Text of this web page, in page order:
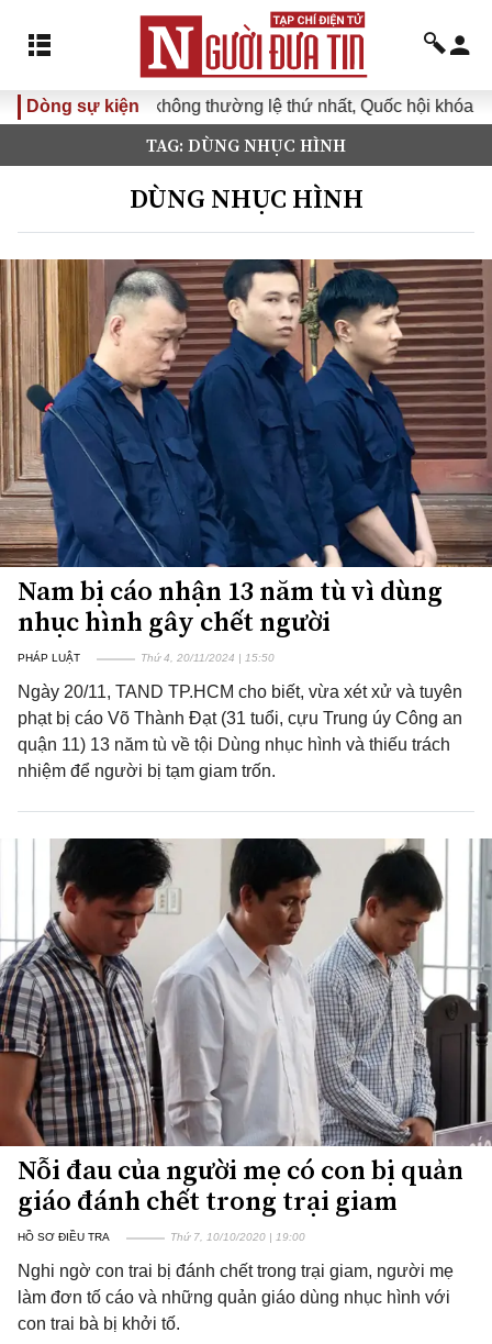
Dòng sự kiện
Kỳ họp không thường lệ thứ nhất, Quốc hội khóa XVI
TAG: DÙNG NHỤC HÌNH
DÙNG NHỤC HÌNH
Nam bị cáo nhận 13 năm tù vì dùng
nhục hình gây chết người
PHÁP LUẬT Thứ 4, 20/11/2024 | 15:50
Ngày 20/11, TAND TP.HCM cho biết, vừa xét xử và tuyên
phạt bị cáo Võ Thành Đạt (31 tuổi, cựu Trung úy Công an
quận 11) 13 năm tù về tội Dùng nhục hình và thiếu trách
nhiệm để người bị tạm giam trốn.
Nỗi đau của người mẹ có con bị quản
giáo đánh chết trong trại giam
HỒ SƠ ĐIỀU TRA Thứ 7, 10/10/2020 | 19:00
Nghi ngờ con trai bị đánh chết trong trại giam, người mẹ
làm đơn tố cáo và những quản giáo dùng nhục hình với
con trai bà bị khởi tố.